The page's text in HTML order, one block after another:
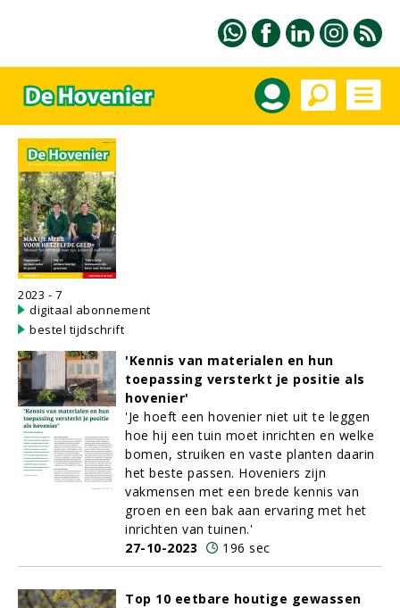
2023 - 7
digitaal abonnement
bestel tijdschrift
'Kennis van materialen en hun
toepassing versterkt je positie als
hovenier'
'Je hoeft een hovenier niet uit te leggen
hoe hij een tuin moet inrichten en welke
bomen, struiken en vaste planten daarin
het beste passen. Hoveniers zijn
vakmensen met een brede kennis van
groen en een bak aan ervaring met het
inrichten van tuinen.'
27-10-2023
196 sec
Top 10 eetbare houtige gewassen